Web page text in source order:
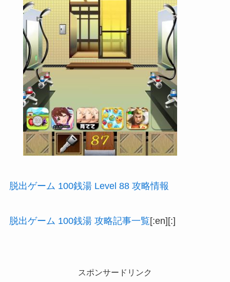
脱出ゲーム 100銭湯 Level 88 攻略情報
脱出ゲーム 100銭湯 攻略記事一覧[:en][:]
スポンサードリンク